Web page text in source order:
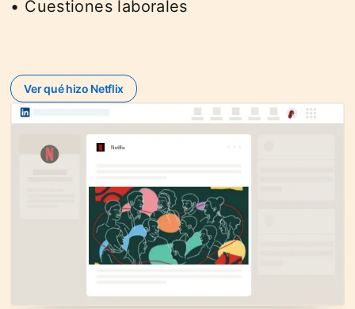
• Cuestiones laborales
Ver qué hizo Netflix
opens in a new tab